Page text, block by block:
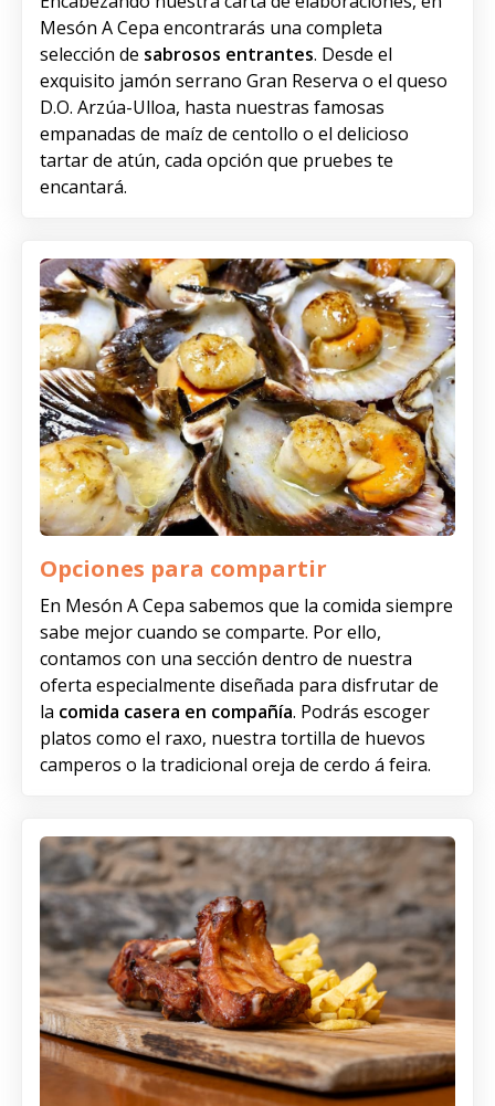
Mesón A Cepa encontrarás una completa
selección de sabrosos entrantes. Desde el
exquisito jamón serrano Gran Reserva o el queso
D.O. Arzúa-Ulloa, hasta nuestras famosas
empanadas de maíz de centollo o el delicioso
tartar de atún, cada opción que pruebes te
encantará.
Opciones para compartir
En Mesón A Cepa sabemos que la comida siempre
sabe mejor cuando se comparte. Por ello,
contamos con una sección dentro de nuestra
oferta especialmente diseñada para disfrutar de
la comida casera en compañía. Podrás escoger
platos como el raxo, nuestra tortilla de huevos
camperos o la tradicional oreja de cerdo á feira.